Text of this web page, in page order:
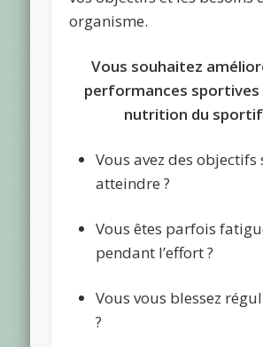
organisme.
Vous souhaitez
performances sportives
nutrition du sportif
Vous avez des objectifs
atteindre ?
Vous êtes parfois
pendant l’effort ?
Vous vous blessez
?